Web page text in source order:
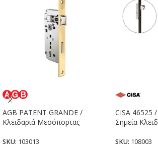
AGB PATENT GRANDE /
Κλειδαριά Μεσόπορτας
SKU: 103013
CISA 46525
Σημεία
SKU: 108003